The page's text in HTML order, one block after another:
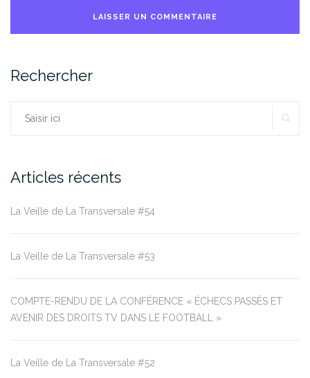
Rechercher
Rechercher :
Articles récents
La Veille de La Transversale #54
La Veille de La Transversale #53
COMPTE-RENDU DE LA CONFÉRENCE « ÉCHECS PASSÉS ET
AVENIR DES DROITS TV DANS LE FOOTBALL »
La Veille de La Transversale #52